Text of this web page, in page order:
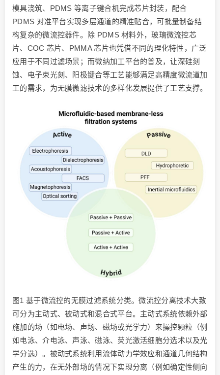
模具浇筑、PDMS 等离子键合机完成芯片封装，配合
PDMS 对准平台实现多层通道的精准贴合，可批量制备结
构复杂的微流控器件。除 PDMS 材料外，玻璃微流控芯
片、COC 芯片、PMMA 芯片也凭借不同的理化特性，广泛
应用于不同过滤场景；而微纳加工平台的普及，让深硅刻
蚀、电子束光刻、阳极键合等工艺能够满足高精度微流道加
工的需求，为无膜微滤技术的多样化发展提供了工艺支撑。
图1 基于微流控的无膜过滤系统分类。微流控分离技术大致
可分为主动式、被动式和混合式平台。主动式系统依赖外部
施加的场（如电场、声场、磁场或光学力）来操控颗粒（例
如电泳、介电泳、声泳、磁泳、荧光激活细胞分选术以及光
学分选）。被动式系统利用流体动力学效应和通道几何结构
产生的力，在无外部场的情况下实现分离（例如确定性侧向